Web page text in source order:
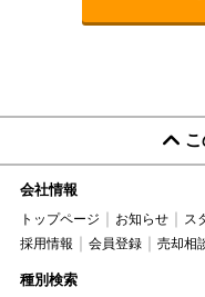
会社情報
トップページ お知らせ ス
採用情報
会員登録 売却相
種別検索